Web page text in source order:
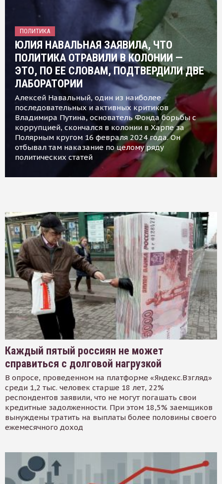
ПОЛИТИКА
ЮЛИЯ НАВАЛЬНАЯ ЗАЯВИЛА, ЧТО
ПОЛИТИКА ОТРАВИЛИ В КОЛОНИИ —
ЭТО, ПО ЕЕ СЛОВАМ, ПОДТВЕРДИЛИ ДВЕ
ЛАБОРАТОРИИ
Алексей Навальный, один из наиболее
последовательных и активных критиков
Владимира Путина, основатель Фонда борьбы с
коррупцией, скончался в колонии в Харпе за
Полярным кругом 16 февраля 2024 года. Он
отбывал там наказание по целому ряду
политических статей
Каждый пятый россиян не может
справиться с долговой нагрузкой
В опросе, проведенном на платформе «Яндекс.Взгляд»
среди 1,2 тыс. человек старше 18 лет, 22%
респондентов заявили, что не могут погашать свои
кредитные задолженности. При этом 18,5% заемщиков
вынуждены тратить на выплаты более половины своего
ежемесячного доход